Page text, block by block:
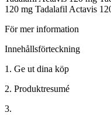
120 mg Tadalafil Actavis
För mer information
Innehållsförteckning
1. Ge ut dina köp
2. Produktresumé
3.